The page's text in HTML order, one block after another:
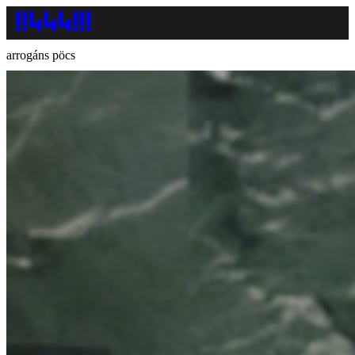
arrogáns pöcs